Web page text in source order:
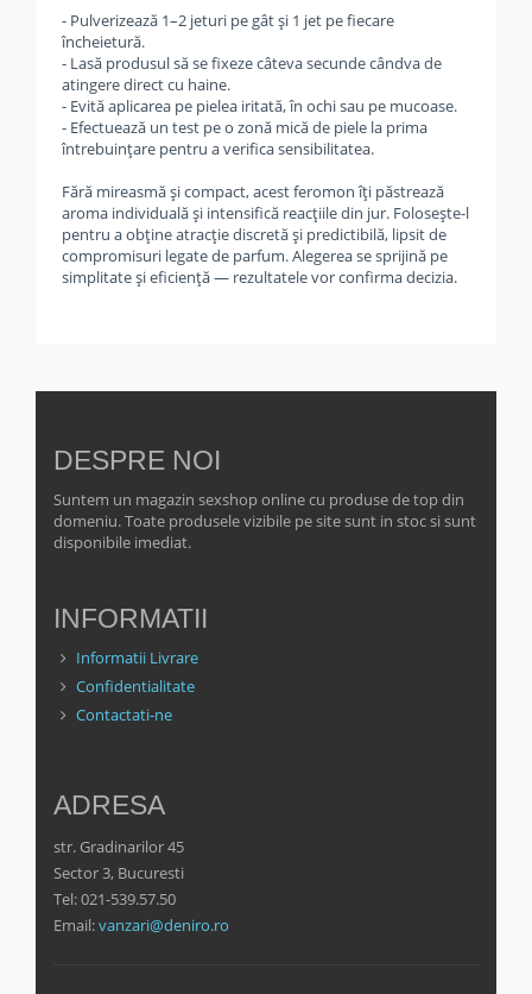
- Pulverizează 1–2 jeturi pe gât și 1 jet pe fiecare
încheietură.
- Lasă produsul să se fixeze câteva secunde cândva de
atingere direct cu haine.
- Evită aplicarea pe pielea iritată, în ochi sau pe mucoase.
- Efectuează un test pe o zonă mică de piele la prima
întrebuințare pentru a verifica sensibilitatea.
Fără mireasmă și compact, acest feromon îți păstrează
aroma individuală și intensifică reacțiile din jur. Folosește-l
pentru a obține atracție discretă și predictibilă, lipsit de
compromisuri legate de parfum. Alegerea se sprijină pe
simplitate și eficiență — rezultatele vor confirma decizia.
DESPRE NOI
Suntem un magazin sexshop online cu produse de top din
domeniu. Toate produsele vizibile pe site sunt in stoc si sunt
disponibile imediat.
INFORMATII
Informatii Livrare
Confidentialitate
Contactati-ne
ADRESA
str. Gradinarilor 45
Sector 3, Bucuresti
Tel: 021-539.57.50
Email:vanzari@deniro.ro